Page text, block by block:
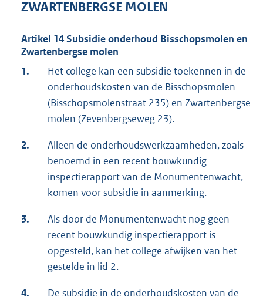
ZWARTENBERGSE MOLEN
Artikel 14 Subsidie onderhoud Bisschopsmolen en
Zwartenbergse molen
1.
Het college kan een subsidie toekennen in de
onderhoudskosten van de Bisschopsmolen
(Bisschopsmolenstraat 235) en Zwartenbergse
molen (Zevenbergseweg 23).
2.
Alleen de onderhoudswerkzaamheden, zoals
benoemd in een recent bouwkundig
inspectierapport van de Monumentenwacht,
komen voor subsidie in aanmerking.
3.
Als door de Monumentenwacht nog geen
recent bouwkundig inspectierapport is
opgesteld, kan het college afwijken van het
gestelde in lid 2.
4.
De subsidie in de onderhoudskosten van de